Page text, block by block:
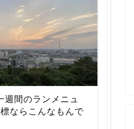
週間のランメニュ
ならこんなもんで